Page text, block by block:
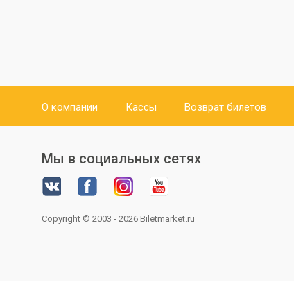
О компании Кассы Возврат билетов
Мы в социальных сетях
Copyright © 2003 - 2026 Biletmarket.ru